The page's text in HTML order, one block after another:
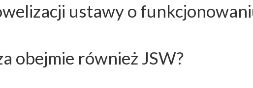
ustawy o
obejmie również JSW?